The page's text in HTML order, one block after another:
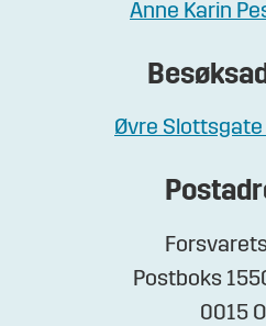
Anne Karin
Øvre Slottsgate
Postboks
0015